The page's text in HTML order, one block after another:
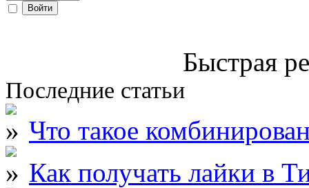
Быстрая
Последние статьи
Что такое
Как получать лайки в